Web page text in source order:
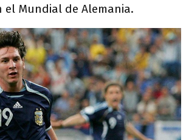
el Mundial de Alemania.